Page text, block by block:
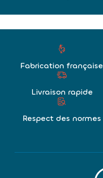
Fabrication française
Livraison rapide
Respect des normes